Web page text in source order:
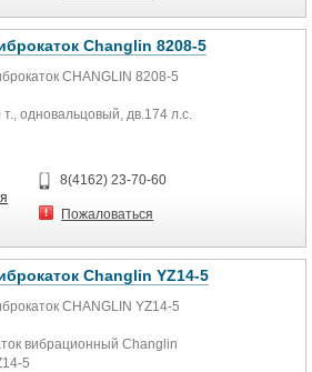
Кроме того, этот
двойных форсунок с
на грунт может быть
дорожного
эксплуатационная масса
балластная вода 2300 kg
Changlin 8208-5
CHANGLIN 8208-5
т., одновальцовый, дв.174 л.с.
8(4162) 23-70-60
Пожаловаться
Changlin YZ14-5
CHANGLIN YZ14-5
вибрационный Changlin
5